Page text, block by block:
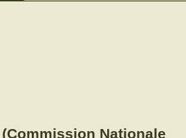
Nationale